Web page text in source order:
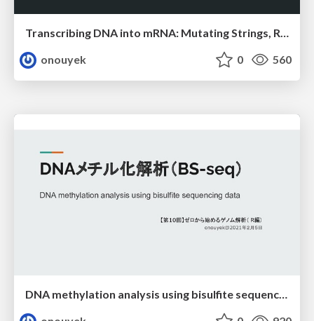
Transcribing DNA into mRNA: Mutating Strings, Reading and Writing Files
onouyek
0 560